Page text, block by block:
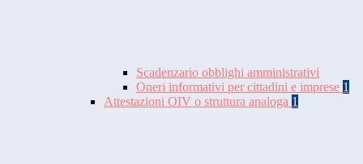
Scadenzario obblighi amministrativi
Oneri informativi per cittadini e imprese 1
Attestazioni OIV o struttura analoga 1